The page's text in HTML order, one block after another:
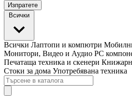
Изпратете
Всички
Всички Лаптопи и компютри
Монитори, Видео и Аудио PC
Печатаща техника и скенери
Стоки за дома Употребявана техника